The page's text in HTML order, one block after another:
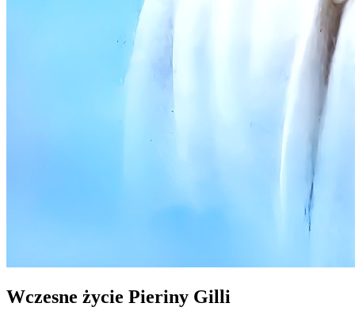
Wczesne życie Pieriny Gilli